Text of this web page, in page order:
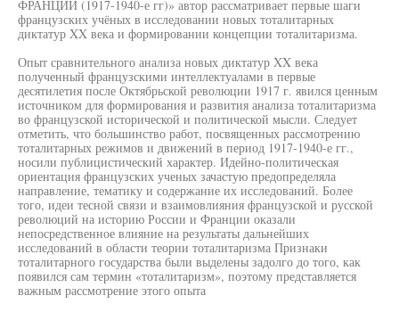
ФРАНЦИИ (1917-1940-е гг)» автор рассматривает первые шаги
французских учёных в исследовании новых тоталитарных
диктатур XX века и формировании концепции тоталитаризма.
Опыт сравнительного анализа новых диктатур XX века
полученный французскими интеллектуалами в первые
десятилетия после Октябрьской революции 1917 г. явился ценным
источником для формирования и развития анализа тоталитаризма
во французской исторической и политической мысли. Следует
отметить, что большинство работ, посвященных рассмотрению
тоталитарных режимов и движений в период 1917-1940-е гг.,
носили публицистический характер. Идейно-политическая
ориентация французских ученых зачастую предопределяла
направление, тематику и содержание их исследований. Более
того, идеи тесной связи и взаимовлияния французской и русской
революций на историю России и Франции оказали
непосредственное влияние на результаты дальнейших
исследований в области теории тоталитаризма Признаки
тоталитарного государства были выделены задолго до того, как
появился сам термин «тоталитаризм», поэтому представляется
важным рассмотрение этого опыта